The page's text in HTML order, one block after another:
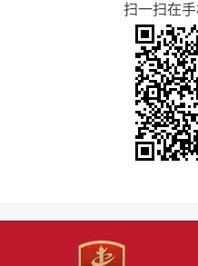
扫一扫在